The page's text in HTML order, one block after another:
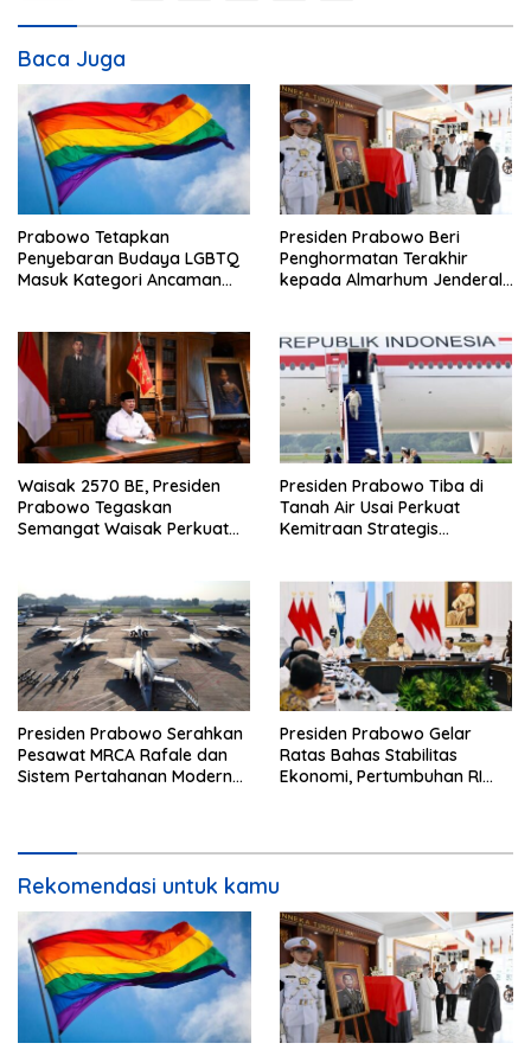
a
s
i
p
o
s
Baca Juga
Prabowo Tetapkan
Penyebaran Budaya LGBTQ
Masuk Kategori Ancaman
Presiden Prabowo Beri
Penghormatan Terakhir
kepada Almarhum Jenderal
Waisak 2570 BE, Presiden
Prabowo Tegaskan
Semangat Waisak Perkuat
Presiden Prabowo Tiba di
Tanah Air Usai Perkuat
Kemitraan Strategis
Presiden Prabowo Serahkan
Pesawat MRCA Rafale dan
Sistem Pertahanan Modern
Presiden Prabowo Gelar
Ratas Bahas Stabilitas
Ekonomi, Pertumbuhan RI
Rekomendasi untuk kamu